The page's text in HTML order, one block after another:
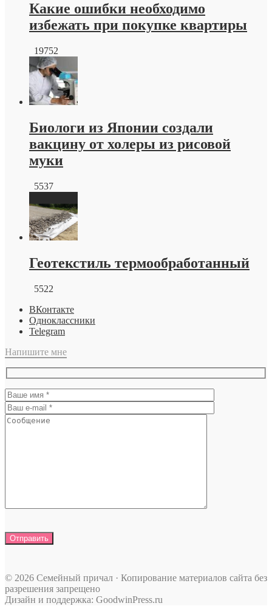
Какие ошибки необходимо
избежать при покупке квартиры
19752
Биологи из Японии создали
вакцину от холеры из рисовой
муки
5537
Геотекстиль термообработанный
5522
ВКонтакте
Одноклассники
Telegram
Напишите мне
© 2026 Семейный причал · Копирование материалов сайта без
разрешения запрещено
Дизайн и поддержка: GoodwinPress.ru